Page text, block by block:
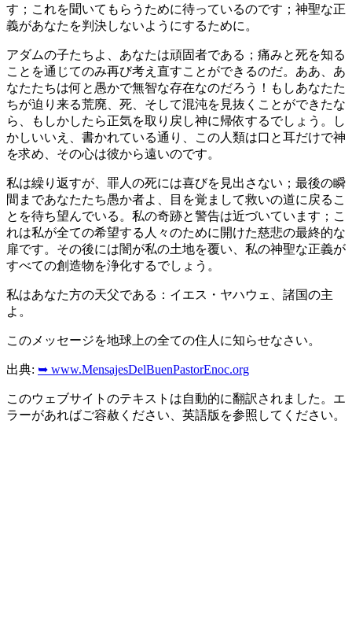
す；これを聞いてもらうために待っているのです；神聖な正
義があなたを判決しないようにするために。
アダムの子たちよ、あなたは頑固者である；痛みと死を知る
ことを通じてのみ再び考え直すことができるのだ。ああ、あ
なたたちは何と愚かで無智な存在なのだろう！もしあなたた
ちが迫り来る荒廃、死、そして混沌を見抜くことができたな
ら、もしかしたら正気を取り戻し神に帰依するでしょう。し
かしいいえ、書かれている通り、この人類は口と耳だけで神
を求め、その心は彼から遠いのです。
私は繰り返すが、罪人の死には喜びを見出さない；最後の瞬
間まであなたたち愚か者よ、目を覚まして救いの道に戻るこ
とを待ち望んでいる。私の奇跡と警告は近づいています；こ
れは私が全ての希望する人々のために開けた慈悲の最終的な
扉です。その後には闇が私の土地を覆い、私の神聖な正義が
すべての創造物を浄化するでしょう。
私はあなた方の天父である：イエス・ヤハウェ、諸国の主
よ。
このメッセージを地球上の全ての住人に知らせなさい。
出典: ➥ www.MensajesDelBuenPastorEnoc.org
このウェブサイトのテキストは自動的に翻訳されました。エ
ラーがあればご容赦ください、英語版を参照してください。